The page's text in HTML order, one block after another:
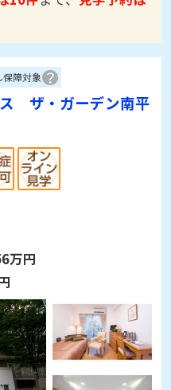
保障対象
ザ・ガーデン南平
万円